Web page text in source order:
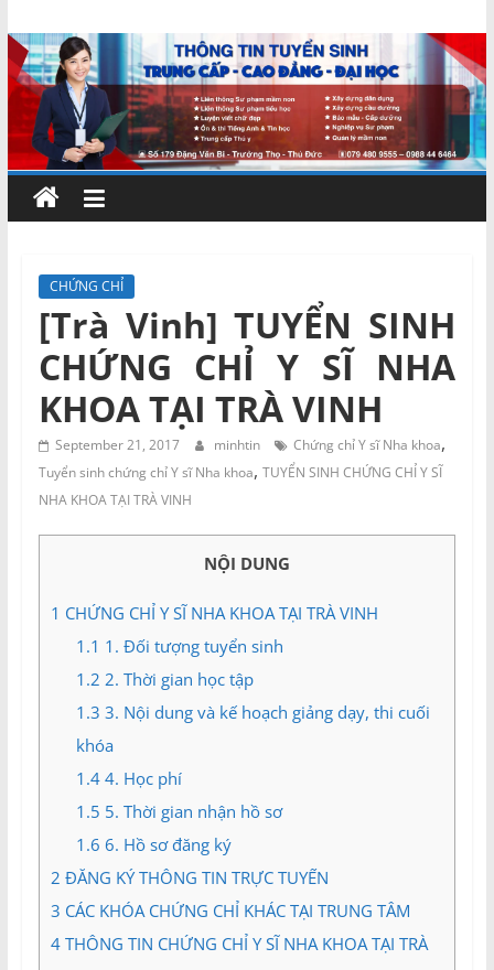
to
content
Chứng
chỉ
ngắn
hạn
–
MIENNAM
Education
Đào
tạo
Nam
CHỨNG CHỈ
[Trà Vinh] TUYỂN SINH
CHỨNG CHỈ Y SĨ NHA
KHOA TẠI TRÀ VINH
September 21, 2017 minhtin Chứng chỉ Y sĩ Nha khoa,
Tuyển sinh chứng chỉ Y sĩ Nha khoa, TUYỂN SINH CHỨNG CHỈ Y SĨ
NHA KHOA TẠI TRÀ VINH
NỘI DUNG
1 CHỨNG CHỈ Y SĨ NHA KHOA TẠI TRÀ VINH
1.1 1. Đối tượng tuyển sinh
1.2 2. Thời gian học tập
1.3 3. Nội dung và kế hoạch giảng dạy, thi cuối
khóa
1.44. Học phí
1.5 5. Thời gian nhận hồ sơ
1.6 6. Hồ sơ đăng ký
2 ĐĂNG KÝ THÔNG TIN TRỰC TUYẾN
3 CÁC KHÓA CHỨNG CHỈ KHÁC TẠI TRUNG TÂM
4THÔNG TIN CHỨNG CHỈ Y SĨ NHA KHOA TẠI TRÀ